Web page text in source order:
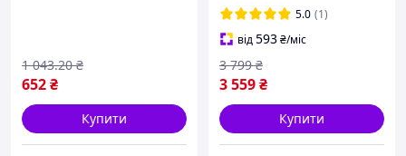
652₴
1 043.20 ₴
Купити
5.0 (1)
від593₴/міс
3 559₴
3 799 ₴
Купити